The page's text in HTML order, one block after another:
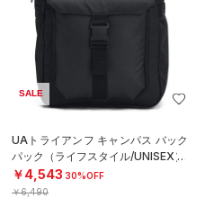
SALE
UAトライアンフ キャンパス バック
パック（ライフスタイル/UNISEX）
￥4,543 30%OFF
￥6,490